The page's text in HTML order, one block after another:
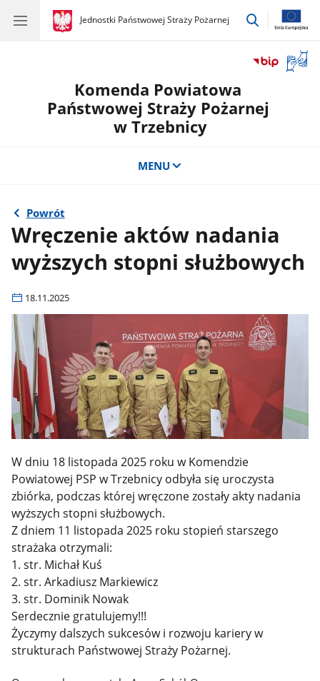
gov.pl
Jednostki Państwowej Straży Pożarnej
gov.pl
Jednostki
przejdź
okno
Komenda Powiatowa
Państwowej Straży Pożarnej
w Trzebnicy
MENU
Powrót
Wręczenie aktów nadania
wyższych stopni służbowych
18.11.2025
W dniu 18 listopada 2025 roku w Komendzie
Powiatowej PSP w Trzebnicy odbyła się uroczysta
zbiórka, podczas której wręczone zostały akty nadania
wyższych stopni służbowych.
Z dniem 11 listopada 2025 roku stopień starszego
strażaka otrzymali:
1. str. Michał Kuś
2. str. Arkadiusz Markiewicz
3. str. Dominik Nowak
Serdecznie gratulujemy!!!
Życzymy dalszych sukcesów i rozwoju kariery w
strukturach Państwowej Straży Pożarnej.